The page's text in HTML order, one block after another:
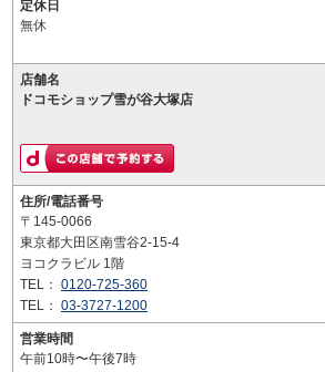
定休日
無休
店舗名
ドコモショップ雪が谷大塚店
住所/電話番号
〒145-0066
東京都大田区南雪谷2-15-4
ヨコクラビル 1階
TEL： 0120-725-360
TEL： 03-3727-1200
営業時間
午前10時〜午後7時